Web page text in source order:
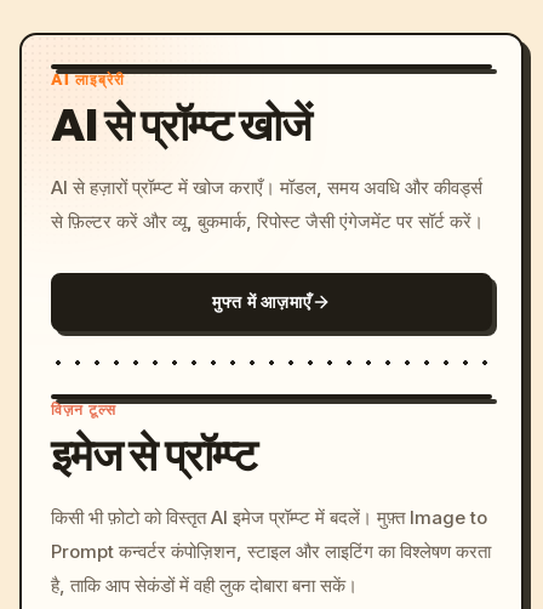
AI लाइब्रेरी
AI से प्रॉम्प्ट खोजें
AI से हज़ारों प्रॉम्प्ट में खोज कराएँ। मॉडल, समय अवधि और कीवर्ड्स
से फ़िल्टर करें और व्यू, बुकमार्क, रिपोस्ट जैसी एंगेजमेंट पर सॉर्ट करें।
मुफ्त में आज़माएँ
c, cyberpunk sunset, neon
colors, 8k --v 6.0
विज़न टूल्स
इमेज से प्रॉम्प्ट
किसी भी फ़ोटो को विस्तृत AI इमेज प्रॉम्प्ट में बदलें। मुफ़्त Image to
Prompt कन्वर्टर कंपोज़िशन, स्टाइल और लाइटिंग का विश्लेषण करता
है, ताकि आप सेकंडों में वही लुक दोबारा बना सकें।